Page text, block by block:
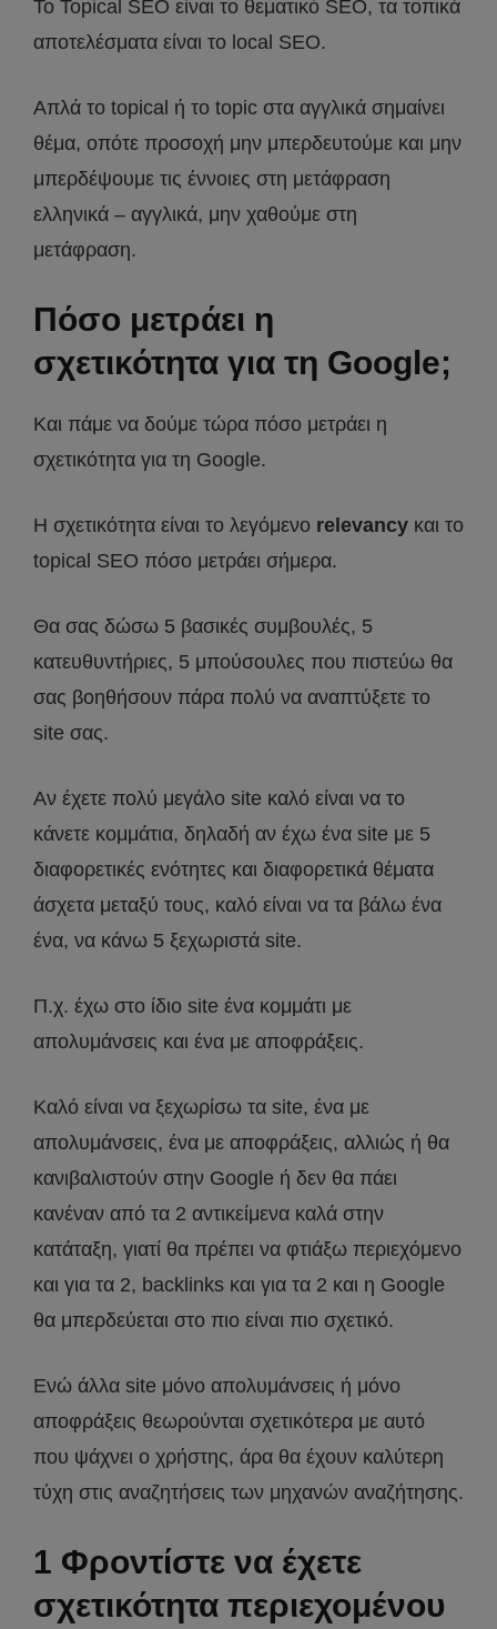
Το Topical SEO είναι το θεματικό SEO, τα τοπικά
αποτελέσματα είναι το local SEO.
Απλά το topical ή το topic στα αγγλικά σημαίνει
θέμα, οπότε προσοχή μην μπερδευτούμε και μην
μπερδέψουμε τις έννοιες στη μετάφραση
ελληνικά – αγγλικά, μην χαθούμε στη
μετάφραση.
Πόσο μετράει η
σχετικότητα για τη Google;
Και πάμε να δούμε τώρα πόσο μετράει η
σχετικότητα για τη Google.
Η σχετικότητα είναι το λεγόμενο relevancy και το
topical SEO πόσο μετράει σήμερα.
Θα σας δώσω 5 βασικές συμβουλές, 5
κατευθυντήριες, 5 μπούσουλες που πιστεύω θα
σας βοηθήσουν πάρα πολύ να αναπτύξετε το
site σας.
Αν έχετε πολύ μεγάλο site καλό είναι να το
κάνετε κομμάτια, δηλαδή αν έχω ένα site με 5
διαφορετικές ενότητες και διαφορετικά θέματα
άσχετα μεταξύ τους, καλό είναι να τα βάλω ένα
ένα, να κάνω 5 ξεχωριστά site.
Π.χ. έχω στο ίδιο site ένα κομμάτι με
απολυμάνσεις και ένα με αποφράξεις.
Καλό είναι να ξεχωρίσω τα site, ένα με
απολυμάνσεις, ένα με αποφράξεις, αλλιώς ή θα
κανιβαλιστούν στην Google ή δεν θα πάει
κανέναν από τα 2 αντικείμενα καλά στην
κατάταξη, γιατί θα πρέπει να φτιάξω περιεχόμενο
και για τα 2, backlinks και για τα 2 και η Google
θα μπερδεύεται στο πιο είναι πιο σχετικό.
Ενώ άλλα site μόνο απολυμάνσεις ή μόνο
αποφράξεις θεωρούνται σχετικότερα με αυτό
που ψάχνει ο χρήστης, άρα θα έχουν καλύτερη
τύχη στις αναζητήσεις των μηχανών αναζήτησης.
1 Φροντίστε να έχετε
σχετικότητα περιεχομένου